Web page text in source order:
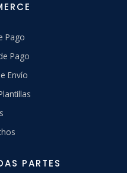
Pago
Pago
Envío
PARTES